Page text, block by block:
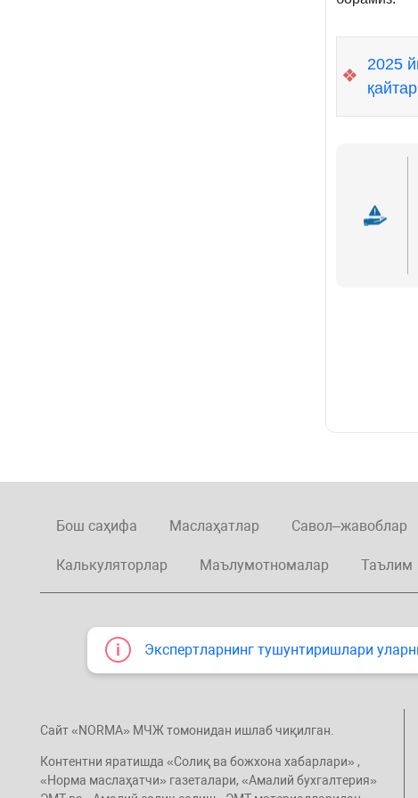
❖
2025
Бош саҳифа Маслаҳатлар Савол–жавоблар
Калькуляторлар Маълумотномалар Таълим
Экспертларнинг тушунтиришлари
Сайт «NORMA» МЧЖ томонидан ишлаб чиқилган.
Контентни яратишда «Солиқ ва божхона хабарлари» ,
«Норма маслаҳатчи» газеталари, «Амалий бухгалтерия»